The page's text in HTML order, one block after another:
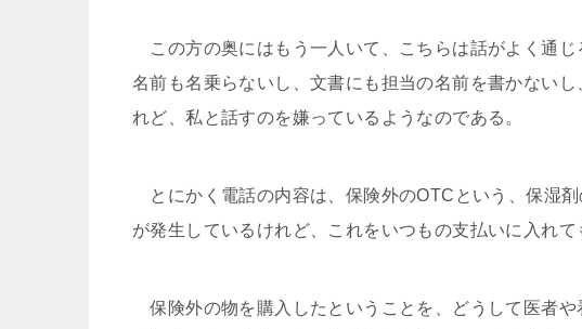
この方の奥にはもう一人いて、こちらは話がよく通じ
名前も名乗らないし、文書にも担当の名前を書かない
れど、私と話すのを嫌っているようなのである。
とにかく電話の内容は、保険外のOTCという、保湿
が発生しているけれど、これをいつもの支払いに入れて
保険外の物を購入したということを、どうして医者